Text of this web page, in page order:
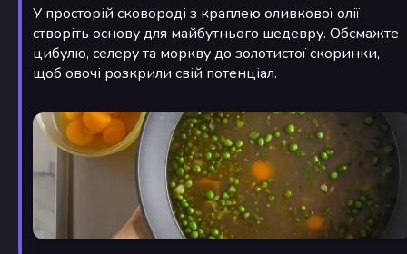
У просторій сковороді з краплею оливкової олії
створіть основу для майбутнього шедевру. Обсмажте
цибулю, селеру та моркву до золотистої скоринки,
щоб овочі розкрили свій потенціал.